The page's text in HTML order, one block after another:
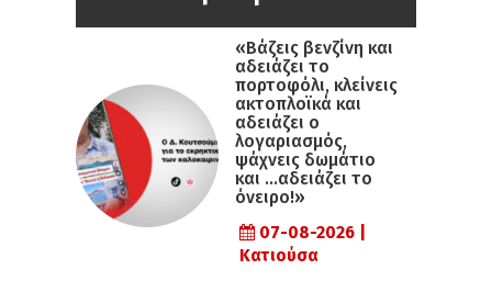
«Βάζεις βενζίνη και
αδειάζει το
πορτοφόλι, κλείνεις
ακτοπλοϊκά και
αδειάζει ο
λογαριασμός,
ψάχνεις δωμάτιο
και …αδειάζει το
όνειρο!»
07-08-2026 |
Κατιούσα